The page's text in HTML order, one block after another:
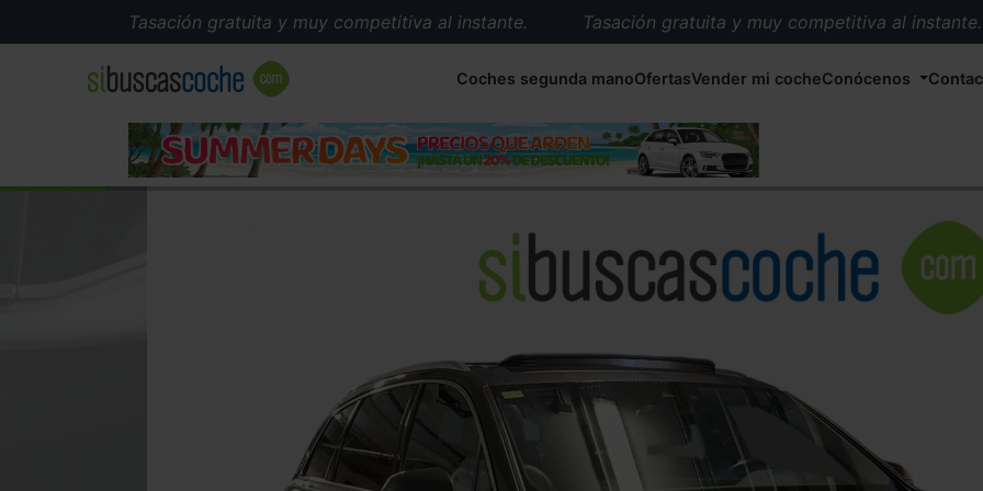
Tasación gratuita y muy competitiva al instante.
Tasación gratuita y muy competitiva al instante.
Más de 5.000 conductores satisfechos.
Buscamos el coche que tu quieras.
Recogemos tu coche en cualquier parte de España.
Compramos tu coche. Pago inmediato.
Coches segunda manoOfertasVender mi cocheConócenos